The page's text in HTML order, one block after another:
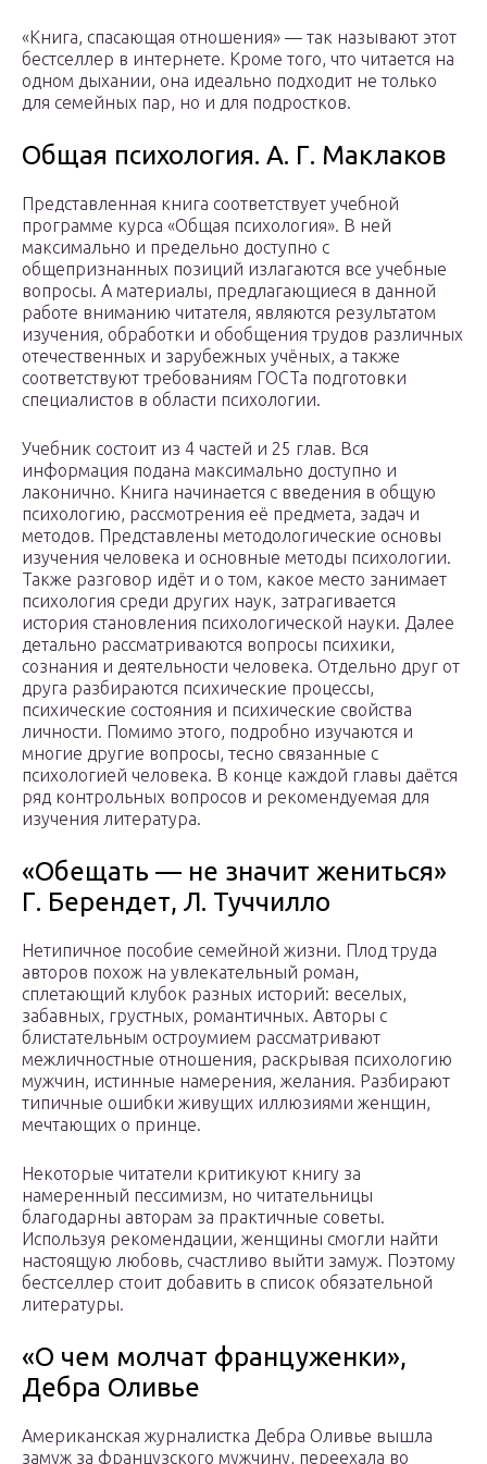
«Книга, спасающая отношения» — так называют этот
бестселлер в интернете. Кроме того, что читается на
одном дыхании, она идеально подходит не только
для семейных пар, но и для подростков.
Общая психология. А. Г. Маклаков
Представленная книга соответствует учебной
программе курса «Общая психология». В ней
максимально и предельно доступно с
общепризнанных позиций излагаются все учебные
вопросы. А материалы, предлагающиеся в данной
работе вниманию читателя, являются результатом
изучения, обработки и обобщения трудов различных
отечественных и зарубежных учёных, а также
соответствуют требованиям ГОСТа подготовки
специалистов в области психологии.
Учебник состоит из 4 частей и 25 глав. Вся
информация подана максимально доступно и
лаконично. Книга начинается с введения в общую
психологию, рассмотрения её предмета, задач и
методов. Представлены методологические основы
изучения человека и основные методы психологии.
Также разговор идёт и о том, какое место занимает
психология среди других наук, затрагивается
история становления психологической науки. Далее
детально рассматриваются вопросы психики,
сознания и деятельности человека. Отдельно друг от
друга разбираются психические процессы,
психические состояния и психические свойства
личности. Помимо этого, подробно изучаются и
многие другие вопросы, тесно связанные с
психологией человека. В конце каждой главы даётся
ряд контрольных вопросов и рекомендуемая для
изучения литература.
«Обещать — не значит жениться»
Г. Берендет, Л. Туччилло
Нетипичное пособие семейной жизни. Плод труда
авторов похож на увлекательный роман,
сплетающий клубок разных историй: веселых,
забавных, грустных, романтичных. Авторы с
блистательным остроумием рассматривают
межличностные отношения, раскрывая психологию
мужчин, истинные намерения, желания. Разбирают
типичные ошибки живущих иллюзиями женщин,
мечтающих о принце.
Некоторые читатели критикуют книгу за
намеренный пессимизм, но читательницы
благодарны авторам за практичные советы.
Используя рекомендации, женщины смогли найти
настоящую любовь, счастливо выйти замуж. Поэтому
бестселлер стоит добавить в список обязательной
литературы.
«О чем молчат француженки»,
Дебра Оливье
Американская журналистка Дебра Оливье вышла
замуж за французского мужчину, переехала во